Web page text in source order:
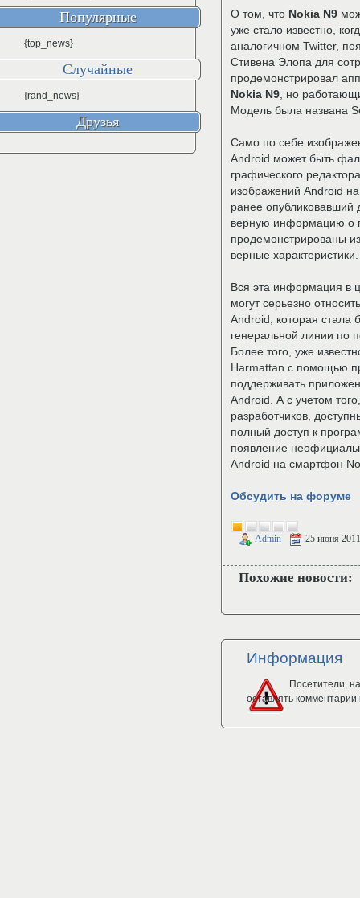
О том, что Nokia N9
уже стало известно,
аналогичном Twitter,
Стивена Элопа для
продемонстрировал
Nokia N9 , но
Модель была названа
Само по себе
Android может быть
графического
изображений Android
ранее
верную информацию о
продемонстрированы
верные характеристики.
Вся эта информация в
могут серьезно
Android, которая стала
генеральной линии по
Более того, уже
Harmattan с помощью
поддерживать
Android. А с учетом
разработчиков,
полный доступ к
появление
Android на смартфон
Обсудить на форуме
Admin 25 июня 2011
Похожие новости:
Информация
Посетители,
оставлять комментарии
Популярные
{top_news}
Случайные
{rand_news}
Друзья